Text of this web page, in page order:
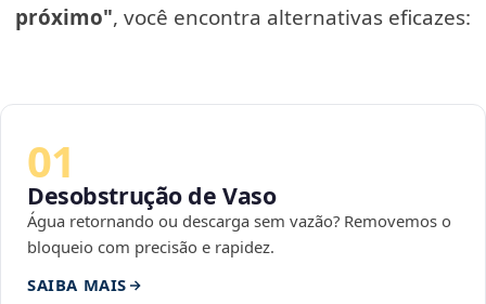
próximo", você encontra alternativas eficazes:
01
Desobstrução de Vaso
Água retornando ou descarga sem vazão? Removemos o
bloqueio com precisão e rapidez.
SAIBA MAIS